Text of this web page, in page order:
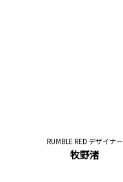
RUMBLE RED デザイナー
牧野渚